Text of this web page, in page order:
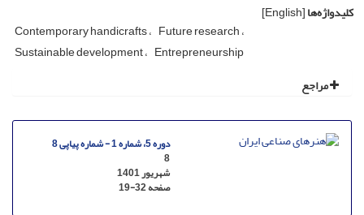
کلیدواژه‌ها[English]
Contemporary handicrafts Future research
Sustainable development Entrepreneurship
مراجع
دوره 5، شماره 1 - شماره پیاپی 8
8
شهریور 1401
صفحه19-32